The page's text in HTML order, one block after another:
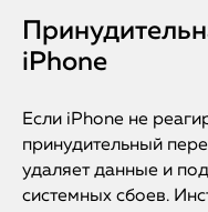
iPhone
Если iPhone не
принудительный
удаляет данные и
системных сбоев.